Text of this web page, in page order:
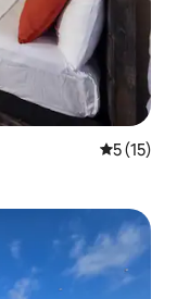
5 de uma
5 (15)